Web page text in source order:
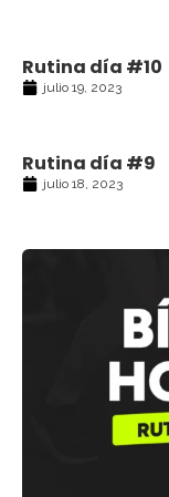
Rutina día #10
julio 19, 2023
Rutina día #9
julio 18, 2023